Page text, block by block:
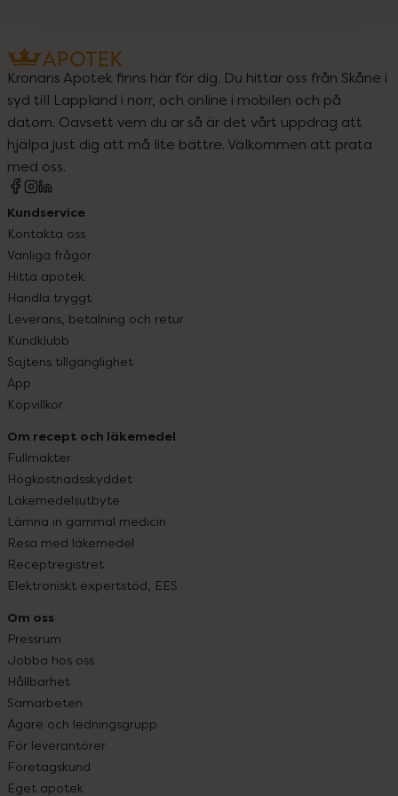
Kronans Apotek finns här för dig. Du hittar oss från Skåne i
syd till Lappland i norr, och online i mobilen och på
datorn. Oavsett vem du är så är det vårt uppdrag att
hjälpa just dig att må lite bättre. Välkommen att prata
med oss.
Kundservice
Kontakta oss
Vanliga frågor
Hitta apotek
Handla tryggt
Leverans, betalning och retur
Kundklubb
Sajtens tillgänglighet
App
Köpvillkor
Om recept och läkemedel
Fullmakter
Högkostnadsskyddet
Läkemedelsutbyte
Lämna in gammal medicin
Resa med läkemedel
Receptregistret
Elektroniskt expertstöd, EES
Om oss
Pressrum
Jobba hos oss
Hållbarhet
Samarbeten
Ägare och ledningsgrupp
För leverantörer
Företagskund
Eget apotek